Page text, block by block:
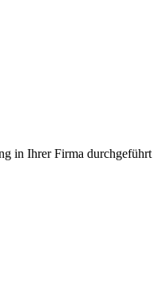
in Ihrer Firma durchgeführt